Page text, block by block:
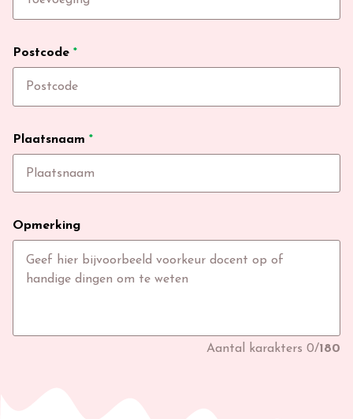
Postcode *
Plaatsnaam *
Opmerking
Aantal karakters 0/180